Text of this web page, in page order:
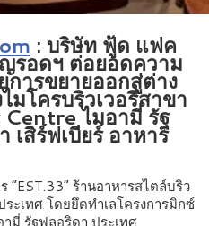
: บริษัท ฟู้ด แฟค
รอดฯ ต่อยอดความ
การขยายออกสู่ต่าง
มโครบริวเวอรี่สาขา
ไมอามี่ รัฐ
เสิร์ฟเบียร์ อาหาร
“EST.33” ร้านอาหารสไตล์บริว
ะเทศ โดยยึดทำเลโครงการมิกซ์